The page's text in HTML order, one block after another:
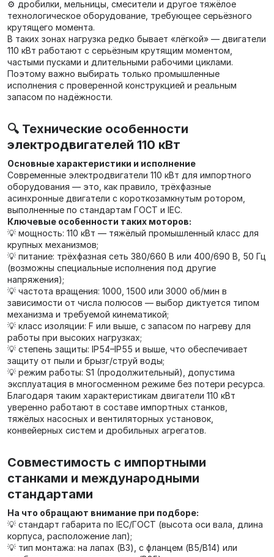
⚙️ дробилки, мельницы, смесители и другое тяжёлое
технологическое оборудование, требующее серьёзного
крутящего момента.
В таких зонах нагрузка редко бывает «лёгкой» — двигатели
110 кВт работают с серьёзным крутящим моментом,
частыми пусками и длительными рабочими циклами.
Поэтому важно выбирать только промышленные
исполнения с проверенной конструкцией и реальным
запасом по надёжности.
🔍 Технические особенности
электродвигателей 110 кВт
Основные характеристики и исполнение
Современные электродвигатели 110 кВт для импортного
оборудования — это, как правило, трёхфазные
асинхронные двигатели с короткозамкнутым ротором,
выполненные по стандартам ГОСТ и IEC.
Ключевые особенности таких моторов:
💡 мощность: 110 кВт — тяжёлый промышленный класс для
крупных механизмов;
💡 питание: трёхфазная сеть 380/660 В или 400/690 В, 50 Гц
(возможны специальные исполнения под другие
напряжения);
💡 частота вращения: 1000, 1500 или 3000 об/мин в
зависимости от числа полюсов — выбор диктуется типом
механизма и требуемой кинематикой;
💡 класс изоляции: F или выше, с запасом по нагреву для
работы при высоких нагрузках;
💡 степень защиты: IP54–IP55 и выше, что обеспечивает
защиту от пыли и брызг/струй воды;
💡 режим работы: S1 (продолжительный), допустима
эксплуатация в многосменном режиме без потери ресурса.
Благодаря таким характеристикам двигатели 110 кВт
уверенно работают в составе импортных станков,
тяжёлых насосных и вентиляторных установок,
конвейерных систем и дробильных агрегатов.
Совместимость с импортными
станками и международными
стандартами
На что обращают внимание при подборе:
💡 стандарт габарита по IEC/ГОСТ (высота оси вала, длина
корпуса, расположение лап);
💡 тип монтажа: на лапах (B3), с фланцем (B5/B14) или